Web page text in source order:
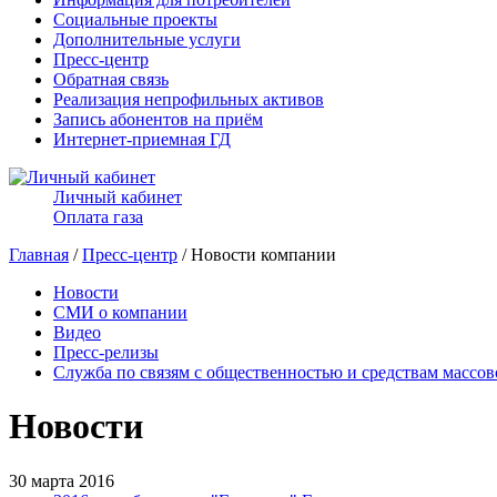
Социальные проекты
Дополнительные услуги
Пресс-центр
Обратная связь
Реализация непрофильных активов
Запись абонентов на приём
Интернет-приемная ГД
Личный кабинет
Оплата газа
Главная /Пресс-центр / Новости компании
Новости
СМИ о компании
Видео
Пресс-релизы
Служба по связям с общественностью и средствам
Новости
30 марта 2016